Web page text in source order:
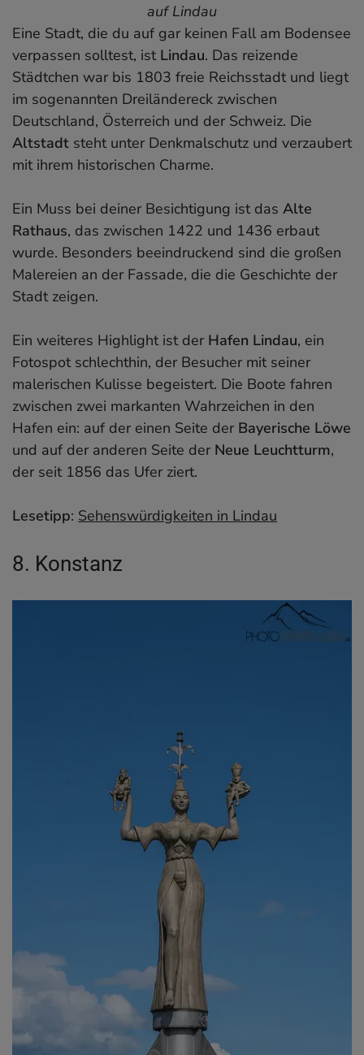
auf Lindau
Eine Stadt, die du auf gar keinen Fall am Bodensee
verpassen solltest, ist Lindau. Das reizende
Städtchen war bis 1803 freie Reichsstadt und liegt
im sogenannten Dreiländereck zwischen
Deutschland, Österreich und der Schweiz. Die
Altstadt steht unter Denkmalschutz und verzaubert
mit ihrem historischen Charme.
Ein Muss bei deiner Besichtigung ist das Alte
Rathaus, das zwischen 1422 und 1436 erbaut
wurde. Besonders beeindruckend sind die großen
Malereien an der Fassade, die die Geschichte der
Stadt zeigen.
Ein weiteres Highlight ist der Hafen Lindau, ein
Fotospot schlechthin, der Besucher mit seiner
malerischen Kulisse begeistert. Die Boote fahren
zwischen zwei markanten Wahrzeichen in den
Hafen ein: auf der einen Seite der Bayerische Löwe
und auf der anderen Seite der Neue Leuchtturm,
der seit 1856 das Ufer ziert.
Lesetipp: Sehenswürdigkeiten in Lindau
8. Konstanz